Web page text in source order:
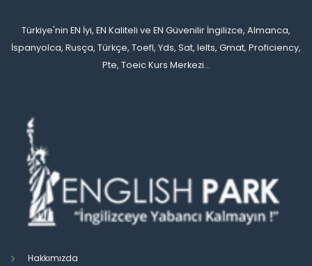
Türkiye'nin EN İyi, EN Kaliteli ve EN Güvenilir İngilizce, Almanca,
İspanyolca, Rusça, Türkçe, Toefl, Yds, Sat, Ielts, Gmat, Proficiency,
Pte, Toeic Kurs Merkezi...
Hakkımızda